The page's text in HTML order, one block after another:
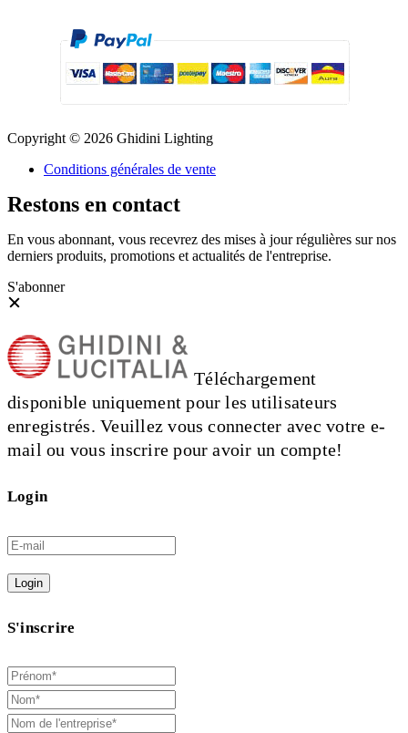
Copyright © 2026 Ghidini Lighting
Conditions générales de vente
Restons en contact
En vous abonnant, vous recevrez des mises à jour régulières sur nos
derniers produits, promotions et actualités de l'entreprise.
S'abonner
Téléchargement
disponible uniquement pour les utilisateurs
enregistrés. Veuillez vous connecter avec votre e-
mail ou vous inscrire pour avoir un compte!
Login
Login
S'inscrire